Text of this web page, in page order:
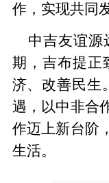
作，实现共同
中吉友谊源
期，吉布提正
济、改善民生
遇，以中非合
作迈上新台阶
生活。